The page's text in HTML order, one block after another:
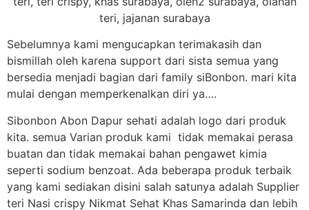
Sebelumnya kami mengucapkan terimakasih dan
bismillah oleh karena support dari sista semua yang
bersedia menjadi bagian dari family siBonbon. mari kita
mulai dengan memperkenalkan diri ya….
Sibonbon Abon Dapur sehati adalah logo dari produk
kita. semua Varian produk kami tidak memakai perasa
buatan dan tidak memakai bahan pengawet kimia
seperti sodium benzoat. Ada beberapa produk terbaik
yang kami sediakan disini salah satunya adalah Supplier
teri Nasi crispy Nikmat Sehat Khas Samarinda dan lebih